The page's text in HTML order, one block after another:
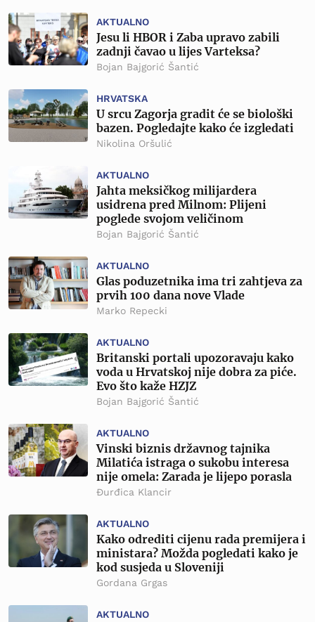
AKTUALNO
Jesu li HBOR i Zaba upravo zabili
zadnji čavao u lijes Varteksa?
Bojan Bajgorić Šantić
HRVATSKA
U srcu Zagorja gradit će se biološki
bazen. Pogledajte kako će izgledati
Nikolina Oršulić
AKTUALNO
Jahta meksičkog milijardera
usidrena pred Milnom: Plijeni
poglede svojom veličinom
Bojan Bajgorić Šantić
AKTUALNO
Glas poduzetnika ima tri zahtjeva za
prvih 100 dana nove Vlade
Marko Repecki
AKTUALNO
Britanski portali upozoravaju kako
voda u Hrvatskoj nije dobra za piće.
Evo što kaže HZJZ
Bojan Bajgorić Šantić
AKTUALNO
Vinski biznis državnog tajnika
Milatića istraga o sukobu interesa
nije omela: Zarada je lijepo porasla
Đurđica Klancir
AKTUALNO
Kako odrediti cijenu rada premijera i
ministara? Možda pogledati kako je
kod susjeda u Sloveniji
Gordana Grgas
AKTUALNO